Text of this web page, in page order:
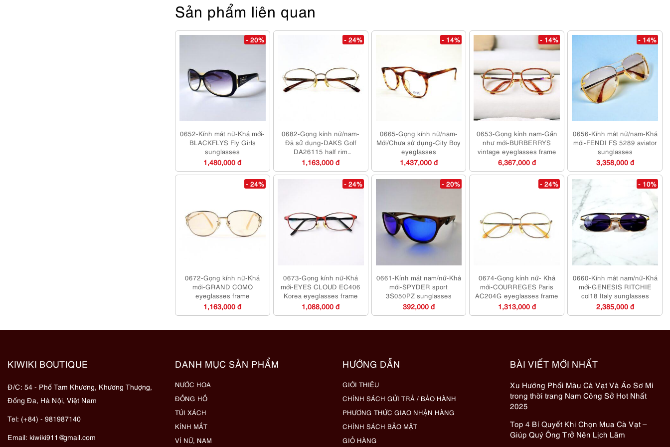
Sản phẩm liên quan
- 20%
0652-Kính mát nữ-Khá mới-
BLACKFLYS Fly Girls
sunglasses
1,480,000 đ
- 24%
0682-Gọng kính nữ/nam-
Đã sử dụng-DAKS Golf
DA26115 half rim
eyeglasses frame
1,163,000 đ
- 14%
0665-Gọng kính nữ/nam-
Mới/Chưa sử dụng-City Boy
eyeglasses
1,437,000 đ
- 14%
0653-Gọng kính nam-Gần
như mới-BURBERRYS
vintage eyeglasses frame
6,367,000 đ
- 14%
0656-Kính mát nữ/nam-Khá
mới-FENDI FS 5289 aviator
sunglasses
3,358,000 đ
- 24%
0672-Gọng kính nữ-Khá
mới-GRAND COMO
eyeglasses frame
1,163,000 đ
- 24%
0673-Gọng kính nữ-Khá
mới-EYES CLOUD EC406
Korea eyeglasses frame
1,088,000 đ
- 20%
0661-Kính mát nam/nữ-Khá
mới-SPYDER sport
3S050PZ sunglasses
392,000 đ
- 24%
0674-Gọng kính nữ- Khá
mới-COURREGES Paris
AC204G eyeglasses frame
1,313,000 đ
- 10%
0660-Kính mát nam/nữ-Khá
mới-GENESIS RITCHIE
col18 Italy sunglasses
2,385,000 đ
KIWIKI BOUTIQUE
Đ/C: 54 - Phố Tam Khương, Khương Thượng,
Đống Đa, Hà Nội, Việt Nam
Tel: (+84) - 981987140
Email: kiwiki911@gmail.com
DANH MỤC SẢN PHẨM
NƯỚC HOA
ĐỒNG HỒ
TÚI XÁCH
KÍNH MẮT
VÍ NỮ, NAM
HƯỚNG DẪN
GIỚI THIỆU
CHÍNH SÁCH GỬI TRẢ / BẢO HÀNH
PHƯƠNG THỨC GIAO NHẬN HÀNG
CHÍNH SÁCH BẢO MẬT
GIỎ HÀNG
BÀI VIẾT MỚI NHẤT
Xu Hướng Phối Màu Cà Vạt Và Áo Sơ Mi
trong thời trang Nam Công Sở Hot Nhất
2025
Top 4 Bí Quyết Khi Chọn Mua Cà Vạt –
Giúp Quý Ông Trở Nên Lịch Lãm